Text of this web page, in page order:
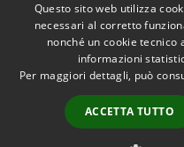
Accessibilità
Questo sito web utilizza
necessari al corretto
nonché un cookie
informazioni
Per maggiori dettagli, può
ACCETTA TUTTO